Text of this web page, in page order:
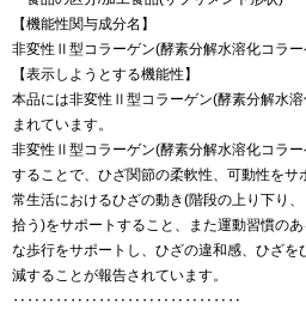
【機能性関与成分名】
非変性Ⅱ型コラーゲン(酵素分解水溶化コラ
【表示しようとする機能性】
本品には非変性Ⅱ型コラーゲン(酵素分解水
まれています。
非変性Ⅱ型コラーゲン(酵素分解水溶化コラ
することで、ひざ関節の柔軟性、可動性をサ
常生活におけるひざの動き(階段の上り下り
拾う)をサポートすること、また運動習慣の
な歩行をサポートし、ひざの違和感、ひざ
減することが報告されています。
‥‥‥‥‥‥‥‥‥‥‥‥‥‥‥‥